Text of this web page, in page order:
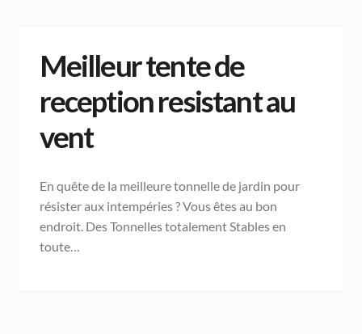
Meilleur tente de
reception resistant au
vent
En quête de la meilleure tonnelle de jardin pour
résister aux intempéries ? Vous êtes au bon
endroit. Des Tonnelles totalement Stables en
toute…